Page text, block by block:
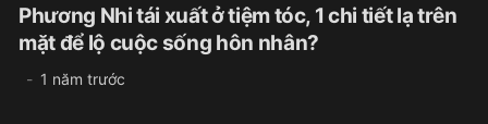
Phương Nhi tái xuất ở tiệm tóc, 1 chi tiết lạ trên
mặt để lộ cuộc sống hôn nhân?
1 năm trước